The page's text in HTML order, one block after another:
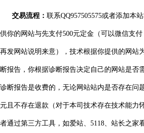
交易流程： 联系QQ957505575或者添加本
供你的网站与先支付500元定金（可以微信支
再发网站说明来意），技术根据你提供的网站
断报告，你根据诊断报告决定自己的网站是否
诊断报告是收费的，无论网站站内是否存在问
元且不存在退款（对于本司技术存在技术能力
者通过第三方工具，如爱站、5118、站长之家